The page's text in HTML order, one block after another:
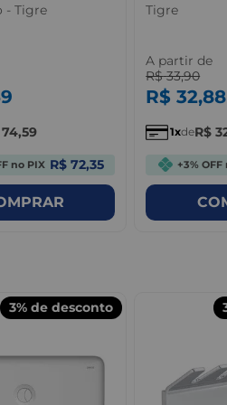
- Tigre
74,59
no PIX R$ 72,35
Tigre
A partir de
R$ 33,90
R$ 32,88
1 deR$
+3% OFF
3% de desconto